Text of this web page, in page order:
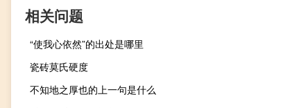
相关问题
“使我心依然”的出处是哪里
瓷砖莫氏硬度
不知地之厚也的上一句是什么